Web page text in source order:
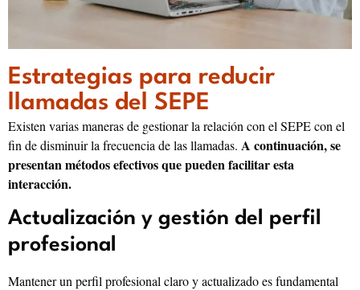
Estrategias para reducir
llamadas del SEPE
Existen varias maneras de gestionar la relación con el SEPE con el
fin de disminuir la frecuencia de las llamadas. A continuación, se
presentan métodos efectivos que pueden facilitar esta
interacción.
Actualización y gestión del perfil
profesional
Mantener un perfil profesional claro y actualizado es fundamental